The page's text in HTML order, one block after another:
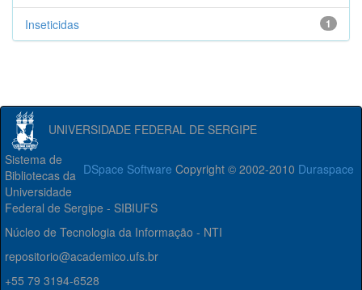
1
Inseticidas
UNIVERSIDADE FEDERAL DE SERGIPE
DSpace Software Copyright © 2002-2010 Duraspace
Sistema de
Bibliotecas da
Universidade
Federal de Sergipe - SIBIUFS
Núcleo de Tecnologia da Informação - NTI
repositorio@academico.ufs.br
+55 79 3194-6528